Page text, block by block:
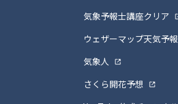
気象予報士講座クリア
ウェザーマップ天気予報
気象人
さくら開花予想